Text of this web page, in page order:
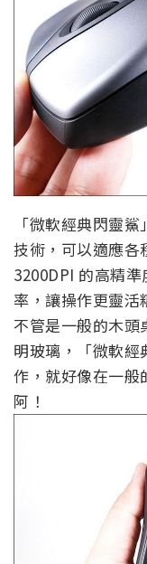
「微軟經典閃靈
技術，可以適應各
3200DPI 的高精
率，讓操作更靈活
不管是一般的木頭
明玻璃，「微軟經
作，就好像在一般
阿！